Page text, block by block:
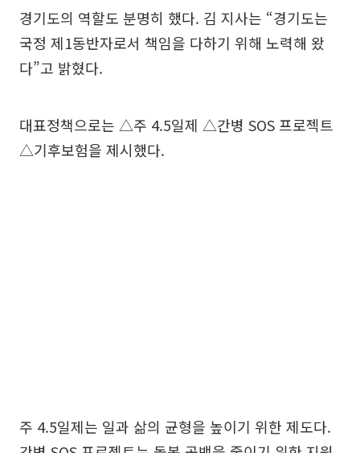
경기도의 역할도 분명히 했다. 김 지사는 “경기도는
국정 제1동반자로서 책임을 다하기 위해 노력해 왔
다”고 밝혔다.
대표정책으로는 △주 4.5일제 △간병 SOS 프로젝트
△기후보험을 제시했다.
주 4.5일제는 일과 삶의 균형을 높이기 위한 제도다.